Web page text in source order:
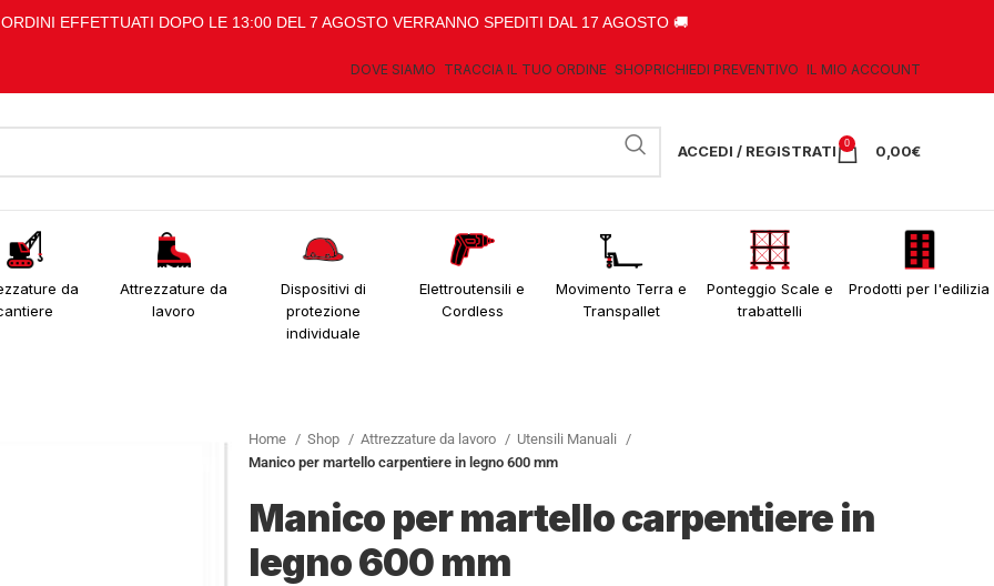
EFFETTUATI DOPO LE 13:00 DEL 7 AGOSTO VERRANNO SPEDITI DAL 17 AGOSTO 🚚
DOVE SIAMO TRACCIA IL TUO ORDINE SHOPRICHIEDI PREVENTIVO IL MIO ACCOUNT
ACCEDI / REGISTRATI 0 0,00€
da
Attrezzature da
lavoro
Dispositivi di
protezione
individuale
Elettroutensili e
Cordless
Movimento Terra e
Transpallet
Ponteggio Scale e
trabattelli
Prodotti per l'edilizia
Home Shop Attrezzature da lavoro
Utensili Manuali
Manico per martello carpentiere in legno 600 mm
Manico per martello carpentiere in
legno 600 mm